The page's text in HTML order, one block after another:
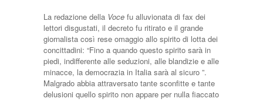
La redazione della Voce fu alluvionata di fax dei
lettori disgustati, il decreto fu ritirato e il grande
giornalista così rese omaggio allo spirito di lotta dei
concittadini: “Fino a quando questo spirito sarà in
piedi, indifferente alle seduzioni, alle blandizie e alle
minacce, la democrazia in Italia sarà al sicuro ”.
Malgrado abbia attraversato tante sconfitte e tante
delusioni quello spirito non appare per nulla fiaccato